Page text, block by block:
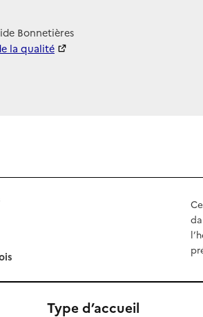
Bonnetières
la qualité
Type d’accueil